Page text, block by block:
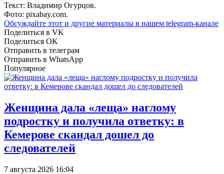
Текст: Владимир Огурцов.
Фото: pixabay.com.
Обсуждайте этот и другие материалы в нашем telegram-канале
Поделиться в VK
Поделиться OK
Отправить в телеграм
Отправить в WhatsApp
Популярное
Женщина дала «леща» наглому
подростку и получила ответку: в
Кемерове скандал дошел до
следователей
7 августа 2026 16:04